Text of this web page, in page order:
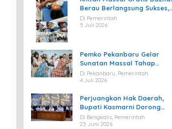
Berau Berlangsung Sukses,
Hadirkan Kebahagiaan bagi
Puluhan Anak
Di Pemerintah
5 Juli 2026
Pemko Pekanbaru Gelar
Sunatan Massal Tahap
Kedua, 100 Anak Ikuti Khitan
Gratis
Di Pekanbaru, Pemerintah
4 Juli 2026
Perjuangkan Hak Daerah,
Bupati Kasmarni Dorong
BUMD PT BLJ Diprioritaskan
Kelola Migas
Di Bengkalis, Pemerintah
25 Juni 2026